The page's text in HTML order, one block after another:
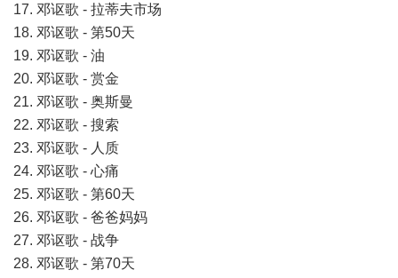
17. 邓讴歌 - 拉蒂夫市场
18. 邓讴歌 - 第50天
19. 邓讴歌 - 油
20. 邓讴歌 - 赏金
21. 邓讴歌 - 奥斯曼
22. 邓讴歌 - 搜索
23. 邓讴歌 - 人质
24. 邓讴歌 - 心痛
25. 邓讴歌 - 第60天
26. 邓讴歌 - 爸爸妈妈
27. 邓讴歌 - 战争
28. 邓讴歌 - 第70天